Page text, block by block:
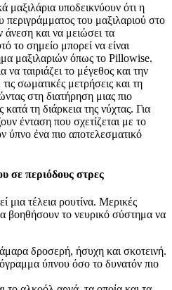
μαξιλάρια υποδεικνύουν ότι η
του μαξιλαριού στο
άνεση και να μειώσει τα
το σημείο μπορεί να είναι
μαξιλαριών όπως το Pillowise.
να ταιριάζει το μέγεθος και την
σωματικές μετρήσεις και τη
στη διατήρηση μιας πιο
τη διάρκεια της νύχτας. Για
ένταση που σχετίζεται με το
ύπνο ένα πιο αποτελεσματικό
σε περιόδους στρες
μια τέλεια ρουτίνα. Μερικές
βοηθήσουν το νευρικό σύστημα να
δροσερή, ήσυχη και σκοτεινή.
ύπνου όσο το δυνατόν πιο